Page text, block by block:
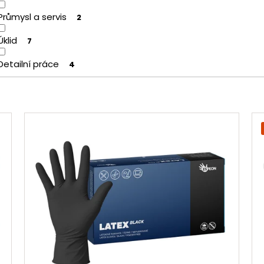
a servis 2
7
práce 4